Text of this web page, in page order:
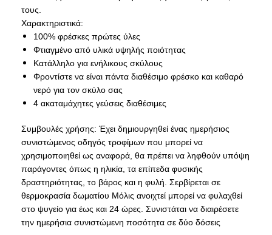
τους.
Χαρακτηριστικά:
100% φρέσκες πρώτες ύλες
Φτιαγμένο από υλικά υψηλής ποιότητας
Κατάλληλο για ενήλικους σκύλους
Φροντίστε να είναι πάντα διαθέσιμο φρέσκο ​​και καθαρό
νερό για τον σκύλο σας
4 ακαταμάχητες γεύσεις διαθέσιμες
Συμβουλές χρήσης: Έχει δημιουργηθεί ένας ημερήσιος
συνιστώμενος οδηγός τροφίμων που μπορεί να
χρησιμοποιηθεί ως αναφορά, θα πρέπει να ληφθούν υπόψη
παράγοντες όπως η ηλικία, τα επίπεδα φυσικής
δραστηριότητας, το βάρος και η φυλή. Σερβίρεται σε
θερμοκρασία δωματίου Μόλις ανοιχτεί μπορεί να φυλαχθεί
στο ψυγείο για έως και 24 ώρες. Συνιστάται να διαιρέσετε
την ημερήσια συνιστώμενη ποσότητα σε δύο δόσεις